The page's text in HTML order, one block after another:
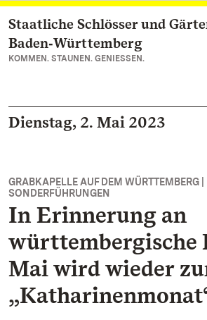
Zum Hauptinhalt springen
Staatliche Schlösser und
Baden‑Württemberg
KOMMEN. STAUNEN. GENIESSEN.
Dienstag, 2. Mai 2023
GRABKAPELLE AUF DEM WÜRTTEMBERG
SONDERFÜHRUNGEN
In Erinnerung an
württembergische
Mai wird wieder